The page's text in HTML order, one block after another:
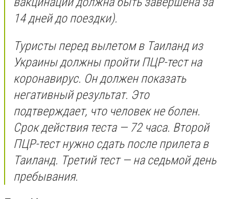
14 дней до поездки).
Туристы перед вылетом в Таиланд из
Украины должны пройти ПЦР-тест на
коронавирус. Он должен показать
негативный результат. Это
подтверждает, что человек не болен.
Срок действия теста — 72 часа. Второй
ПЦР-тест нужно сдать после прилета в
Таиланд. Третий тест — на седьмой день
пребывания.